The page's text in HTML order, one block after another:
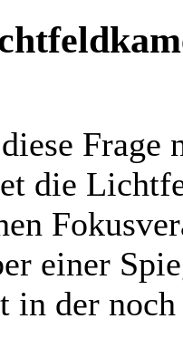
Frage
die
einer
in der